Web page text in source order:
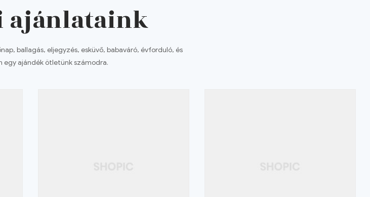
ajánlataink
ballagás, eljegyzés, esküvő, babaváró, évforduló, és
egy ajándék ötletünk számodra.